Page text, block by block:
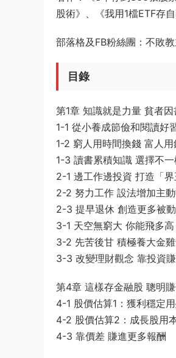
股術》、《我用1檔ETF存自
部落格及FB粉絲團：不敗
目錄
第1章 知識就是力量 貧者因
1-1 從小養成節儉和閱讀好
1-2 窮人用時間換錢 富人用
1-3 讀書累積知識 選擇不
2-1 邊工作邊投資 打造「界
2-2 努力工作 設法增加主
2-3 提早退休 創造更多被
3-1 天空無窮大 你能飛多高
3-2 先苦後甘 積極養大金
3-3 改變理財觀念 靠投資
第4章 這樣存金融股 聰明
4-1 股價估算1：獲利穩定
4-2 股價估算2：成長股用
4-3 靠價差 賺進更多報酬